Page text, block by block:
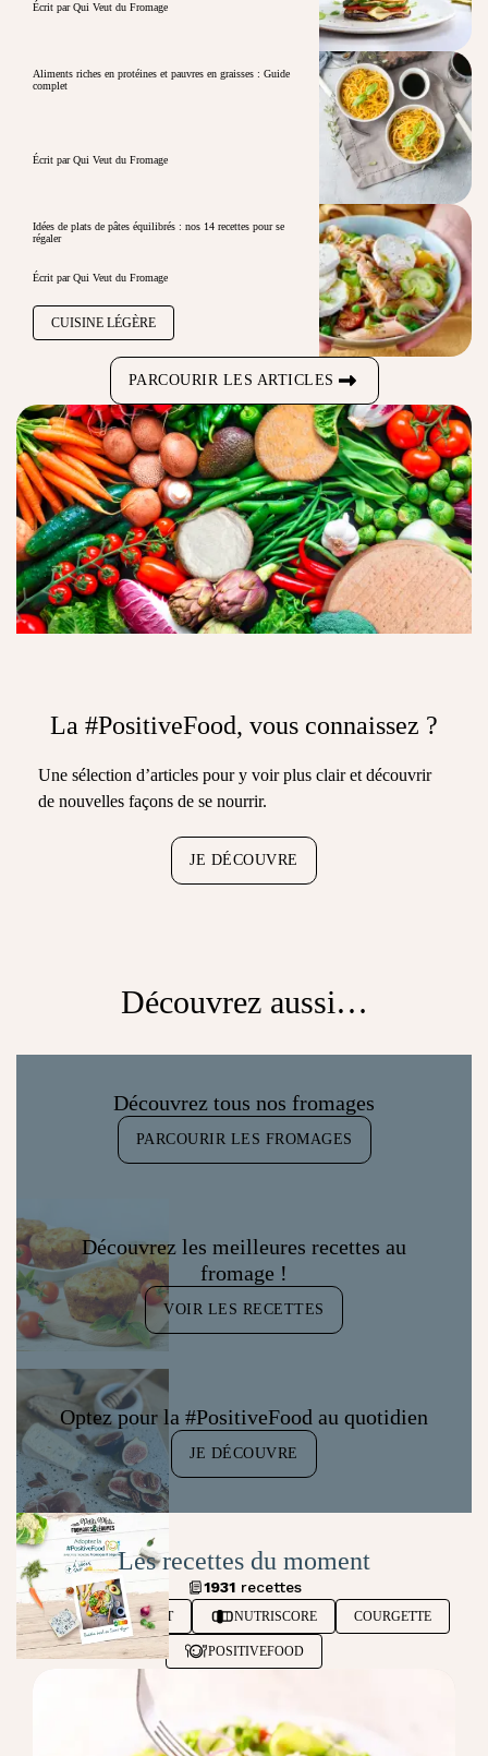
Écrit par Qui Veut du Fromage
Aliments riches en protéines et pauvres en graisses : Guide
complet
Écrit par Qui Veut du Fromage
Idées de plats de pâtes équilibrés : nos 14 recettes pour se
régaler
Écrit par Qui Veut du Fromage
CUISINE LÉGÈRE
PARCOURIR LES ARTICLES
La #PositiveFood, vous connaissez ?
Une sélection d’articles pour y voir plus clair et découvrir
de nouvelles façons de se nourrir.
JE DÉCOUVRE
Découvrez aussi…
Découvrez tous nos fromages
PARCOURIR LES FROMAGES
Découvrez les meilleures recettes au
fromage !
VOIR LES RECETTES
Optez pour la #PositiveFood au quotidien
JE DÉCOUVRE
Les recettes du moment
1931recettes
ETÉ PLAT NUTRISCORE COURGETTE
POSITIVEFOOD